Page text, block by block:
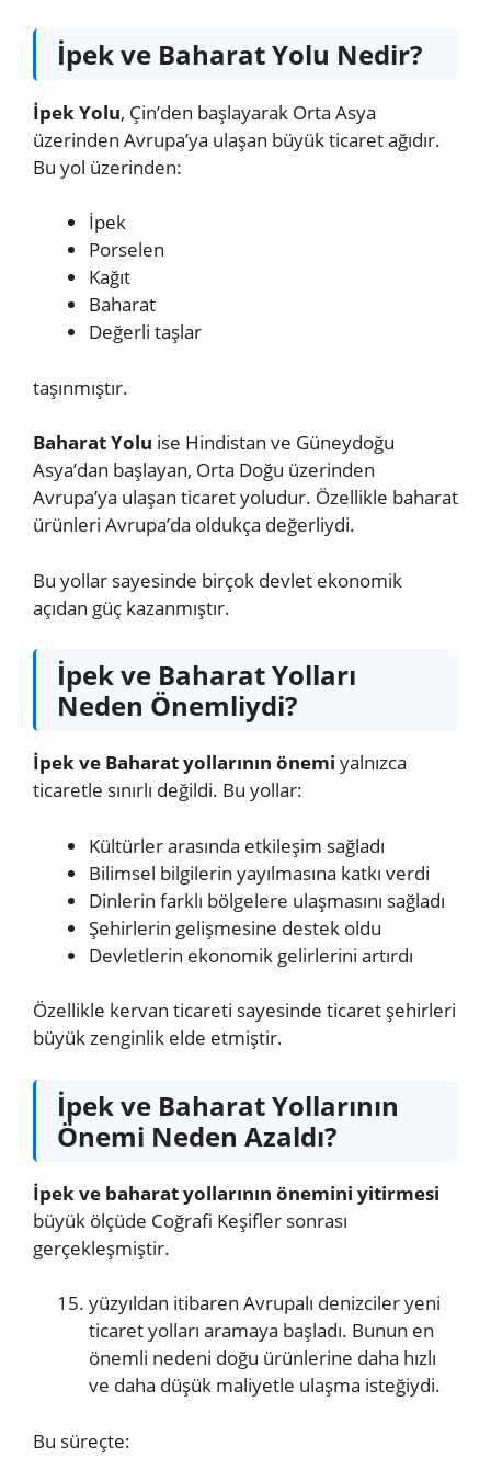
İpek ve Baharat Yolu Nedir?
İpek Yolu, Çin’den başlayarak Orta Asya
üzerinden Avrupa’ya ulaşan büyük ticaret ağıdır.
Bu yol üzerinden:
İpek
Porselen
Kağıt
Baharat
Değerli taşlar
taşınmıştır.
Baharat Yolu ise Hindistan ve Güneydoğu
Asya’dan başlayan, Orta Doğu üzerinden
Avrupa’ya ulaşan ticaret yoludur. Özellikle baharat
ürünleri Avrupa’da oldukça değerliydi.
Bu yollar sayesinde birçok devlet ekonomik
açıdan güç kazanmıştır.
İpek ve Baharat Yolları
Neden Önemliydi?
İpek ve Baharat yollarının önemi yalnızca
ticaretle sınırlı değildi. Bu yollar:
Kültürler arasında etkileşim sağladı
Bilimsel bilgilerin yayılmasına katkı verdi
Dinlerin farklı bölgelere ulaşmasını sağladı
Şehirlerin gelişmesine destek oldu
Devletlerin ekonomik gelirlerini artırdı
Özellikle kervan ticareti sayesinde ticaret şehirleri
büyük zenginlik elde etmiştir.
İpek ve Baharat Yollarının
Önemi Neden Azaldı?
İpek ve baharat yollarının önemini yitirmesi
büyük ölçüde Coğrafi Keşifler sonrası
gerçekleşmiştir.
yüzyıldan itibaren Avrupalı denizciler yeni
ticaret yolları aramaya başladı. Bunun en
önemli nedeni doğu ürünlerine daha hızlı
ve daha düşük maliyetle ulaşma isteğiydi.
Bu süreçte: